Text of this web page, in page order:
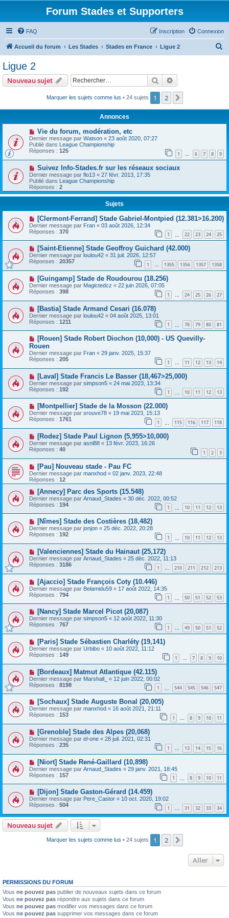
Forum Stades et Supporters
FAQ Connexion
Inscription
Accueil du forum Les Stades Stades en France Ligue 2
r
Ligue 2
Nouveau sujet Rechercher
Marquer les sujets comme lus • 24 sujets 1 2
Annonces
Vie du forum, modération, etc
Dernier message par Watson « 23 août 2020, 07:27
Publié dans League Championship
Réponses : 125 1 … 6 7 8 9
Suivez Info-Stades.fr sur les réseaux sociaux
Dernier message par flo13 « 27 févr. 2013, 17:35
Publié dans League Championship
Réponses : 2
Sujets
[Clermont-Ferrand] Stade Gabriel-Montpied (12.381>16.200)
Dernier message par Fran « 03 août 2026, 12:34
Réponses : 370 1 22 23 24 25
[Saint-Etienne] Stade Geoffroy Guichard (42.000)
Dernier message par loulou42 « 31 juil. 2026, 12:57
Réponses : 20357 1 … 1355 1356 1357 1358
[Guingamp] Stade de Roudourou (18.256)
Dernier message par Magictedcz « 22 juin 2026, 07:05
Réponses : 398 1 … 24 25 26 27
[Bastia] Stade Armand Cesari (16.078)
Dernier message par loulou42 « 04 août 2025, 13:01
Réponses : 1211 1 78 79 80 81
[Rouen] Stade Robert Diochon (10,000) - US Quevilly-
Rouen
Dernier message par Fran « 29 janv. 2025, 15:37
Réponses : 205 1 … 11 12 13 14
[Laval] Stade Francis Le Basser (18,467>25,000)
Dernier message par simpson5 « 24 mai 2023, 13:34
Réponses : 192 1 10 11 12 13
[Montpellier] Stade de la Mosson (22.000)
Dernier message par srouve78 « 19 mai 2023, 15:13
Réponses : 1761 1 115 116 117 118
[Rodez] Stade Paul Lignon (5,955>10,000)
Dernier message par asnl88 « 13 févr. 2023, 16:26
Réponses : 40 1 2 3
[Pau] Nouveau stade - Pau FC
Dernier message par manxhod « 02 janv. 2023, 22:48
Réponses : 12
[Annecy] Parc des Sports (15.548)
Dernier message par Arnaud_Stades « 30 déc. 2022, 00:52
Réponses : 194 1 10 11 12 13
[Nîmes] Stade des Costières (18,482)
Dernier message par jonjon « 25 déc. 2022, 20:28
Réponses : 192 1 10 11 12 13
[Valenciennes] Stade du Hainaut (25,172)
Dernier message par Arnaud_Stades « 25 déc. 2022, 11:13
Réponses : 3186 1 … 210 211 212 213
[Ajaccio] Stade François Coty (10.446)
Dernier message par Belamidu59 « 17 août 2022, 14:35
Réponses : 794 1 50 51 52 53
[Nancy] Stade Marcel Picot (20,087)
Dernier message par simpson5 « 12 août 2022, 11:30
Réponses : 767 1 … 49 50 51 52
[Paris] Stade Sébastien Charléty (19,141)
Dernier message par Urbibo « 10 août 2022, 11:12
Réponses : 149 1 … 7 8 9 10
[Bordeaux] Matmut Atlantique (42.115)
Dernier message par Marshall_ « 12 juin 2022, 00:02
Réponses : 8198 1 544 545 546 547
[Sochaux] Stade Auguste Bonal (20,005)
Dernier message par manxhod « 16 août 2021, 21:11
Réponses : 153 1 … 8 9 10 11
[Grenoble] Stade des Alpes (20,068)
Dernier message par el-one « 28 juil. 2021, 02:31
Réponses : 235 1 13 14 15 16
[Niort] Stade René-Gaillard (10,898)
Dernier message par Arnaud_Stades « 29 janv. 2021, 18:45
Réponses : 157 1 8 9 10 11
[Dijon] Stade Gaston-Gérard (14.459)
Dernier message par Pere_Castor « 10 oct. 2020, 19:02
Réponses : 504 1 … 31 32 33 34
Nouveau sujet
Marquer les sujets comme lus • 24 sujets 1 2
Aller
PERMISSIONS DU FORUM
Vous ne pouvez pas publier de nouveaux sujets dans ce forum
Vous ne pouvez pas répondre aux sujets dans ce forum
Vous ne pouvez pas modifier vos messages dans ce forum
Vous ne pouvez pas supprimer vos messages dans ce forum